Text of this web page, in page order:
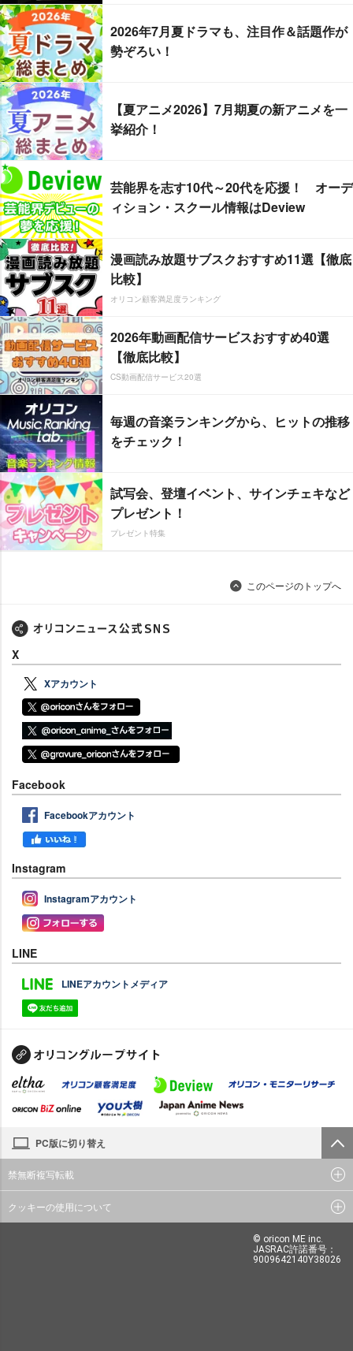
2026年7月夏ドラマも、注目作＆話題作が
勢ぞろい！
【夏アニメ2026】7月期夏の新アニメを一
挙紹介！
芸能界を志す10代～20代を応援！ オーデ
ィション・スクール情報はDeview
漫画読み放題サブスクおすすめ11選【徹底
比較】
オリコン顧客満足度ランキング
2026年動画配信サービスおすすめ40選
【徹底比較】
CS動画配信サービス20選
毎週の音楽ランキングから、ヒットの推移
をチェック！
試写会、登壇イベント、サインチェキなど
プレゼント！
プレゼント特集
このページのトップへ
X
Xアカウント
Facebook
Facebookアカウント
Instagram
Instagramアカウント
LINE
LINEアカウントメディア
PC版に切り替え
禁無断複写転載
クッキーの使用について
© oricon ME inc.
JASRAC許諾番号：
9009642140Y38026